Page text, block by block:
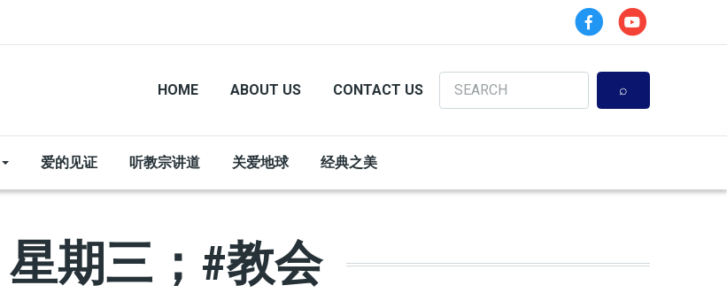
HOME ABOUT US CONTACT US
Search
爱的见证 听教宗讲道 关爱地球 经典之美
期三；#教会